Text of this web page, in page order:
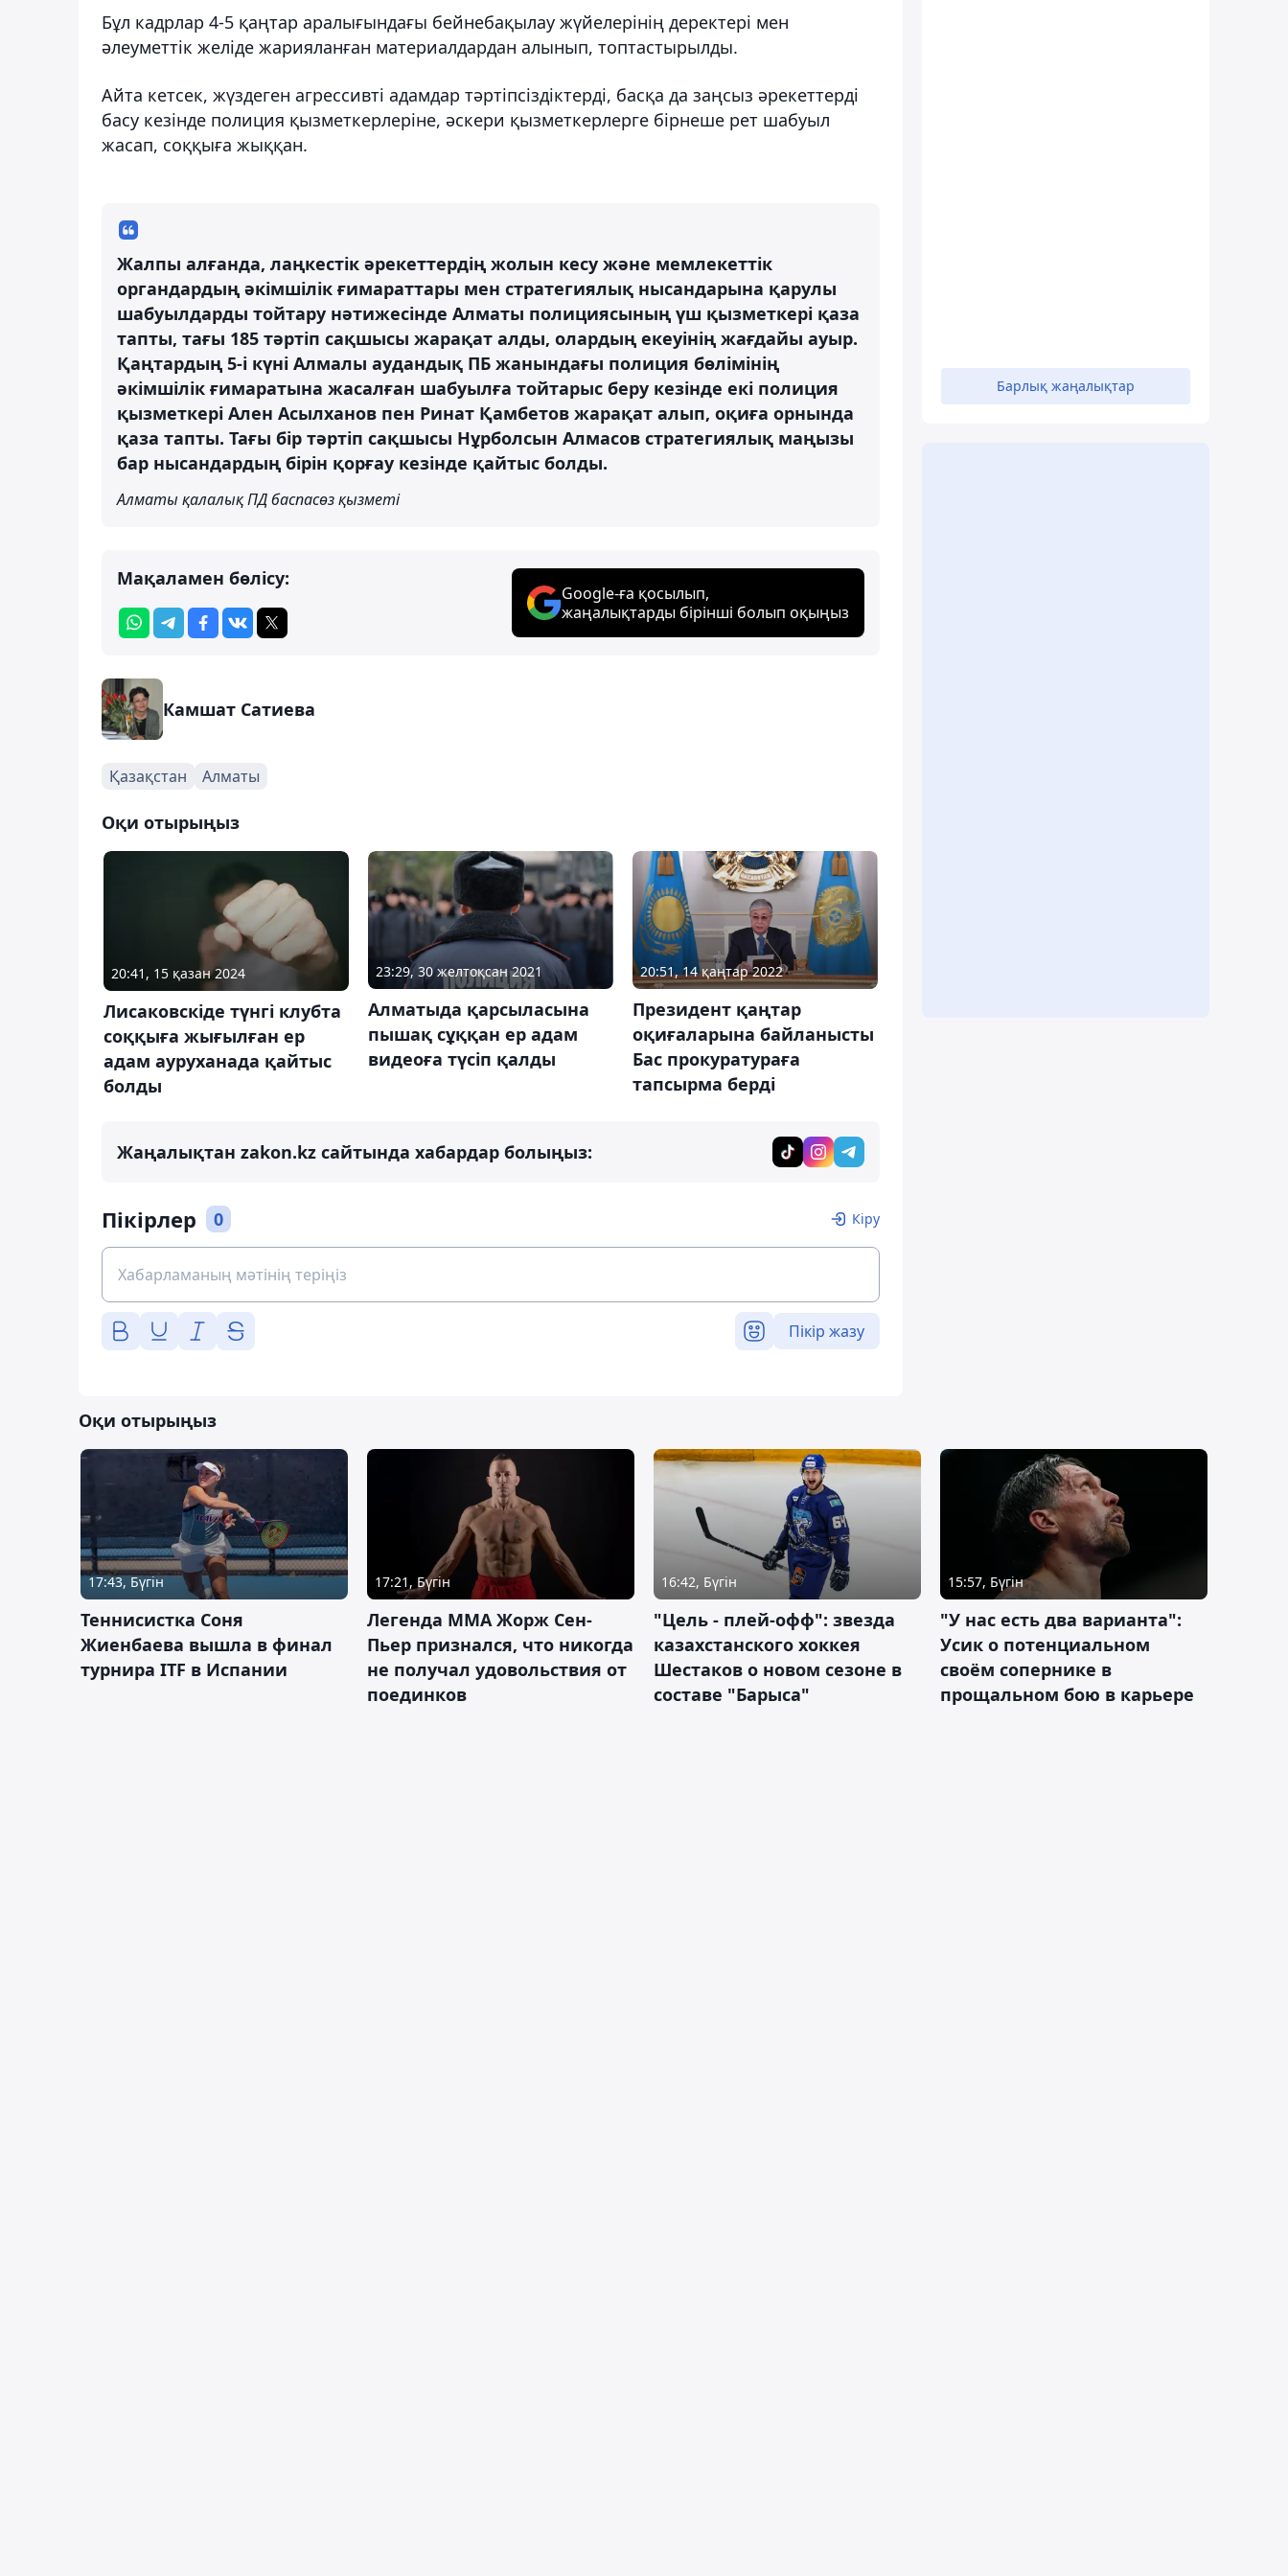
Бұл кадрлар 4-5 қаңтар аралығындағы бейнебақылау жүйелерінің деректері мен
әлеуметтік желіде жарияланған материалдардан алынып, топтастырылды.
Айта кетсек, жүздеген агрессивті адамдар тәртіпсіздіктерді, басқа да заңсыз әрекеттерді
басу кезінде полиция қызметкерлеріне, әскери қызметкерлерге бірнеше рет шабуыл
жасап, соққыға жыққан.
Жалпы алғанда, лаңкестік әрекеттердің жолын кесу және мемлекеттік
органдардың әкімшілік ғимараттары мен стратегиялық нысандарына қарулы
шабуылдарды тойтару нәтижесінде Алматы полициясының үш қызметкері қаза
тапты, тағы 185 тәртіп сақшысы жарақат алды, олардың екеуінің жағдайы ауыр.
Қаңтардың 5-і күні Алмалы аудандық ПБ жанындағы полиция бөлімінің
әкімшілік ғимаратына жасалған шабуылға тойтарыс беру кезінде екі полиция
қызметкері Ален Асылханов пен Ринат Қамбетов жарақат алып, оқиға орнында
қаза тапты. Тағы бір тәртіп сақшысы Нұрболсын Алмасов стратегиялық маңызы
бар нысандардың бірін қорғау кезінде қайтыс болды.
Алматы қалалық ПД баспасөз қызметі
Мақаламен бөлісу:
Google-ға қосылып,
жаңалықтарды бірінші болып оқыңыз
Камшат Сатиева
Қазақстан Алматы
Оқи отырыңыз
20:41, 15 қазан 2024
Лисаковскіде түнгі клубта
соққыға жығылған ер
адам ауруханада қайтыс
болды
23:29, 30 желтоқсан 2021
Алматыда қарсыласына
пышақ сұққан ер адам
видеоға түсіп қалды
20:51, 14 қаңтар 2022
Президент қаңтар
оқиғаларына байланысты
Бас прокуратураға
тапсырма берді
Жаңалықтан zakon.kz сайтында хабардар болыңыз:
Пікірлер 0 Кіру
Пікір жазу
Барлық жаңалықтар
Оқи отырыңыз
17:43, Бүгін
Теннисистка Соня
Жиенбаева вышла в финал
турнира ITF в Испании
17:21, Бүгін
Легенда ММА Жорж Сен-
Пьер признался, что никогда
не получал удовольствия от
поединков
16:42, Бүгін
"Цель - плей-офф": звезда
казахстанского хоккея
Шестаков о новом сезоне в
составе "Барыса"
15:57, Бүгін
"У нас есть два варианта":
Усик о потенциальном
своём сопернике в
прощальном бою в карьере